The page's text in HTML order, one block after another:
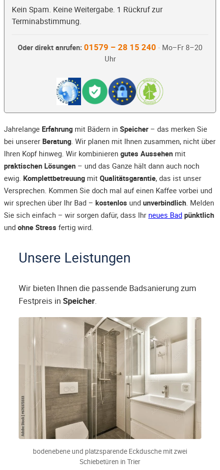
Kein Spam. Keine Weitergabe. 1 Rückruf zur
Terminabstimmung.
Oder direkt anrufen: 01579 – 28 15 240 · Mo–Fr 8–20
Uhr
Jahrelange Erfahrung mit Bädern in Speicher– das merken Sie
bei unserer Beratung. Wir planen mit Ihnen zusammen, nicht über
Ihren Kopf hinweg. Wir kombinieren gutes Aussehen mit
praktischen Lösungen – und das Ganze hält dann auch noch
ewig. Komplettbetreuung mit Qualitätsgarantie, das ist unser
Versprechen. Kommen Sie doch mal auf einen Kaffee vorbei und
wir sprechen über Ihr Bad – kostenlos und unverbindlich. Melden
Sie sich einfach – wir sorgen dafür, dass Ihr neues Bad pünktlich
und ohne Stress fertig wird.
Unsere Leistungen
Wir bieten Ihnen die passende Badsanierung zum
Festpreis in Speicher.
bodenebene und platzsparende Eckdusche mit zwei
Schiebetüren in Trier